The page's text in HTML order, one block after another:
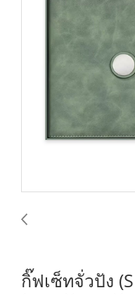
กิ๊ฟเซ็ทจั่วปัง